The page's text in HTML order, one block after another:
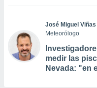
José Miguel Viñas
Meteorólogo
medir las
Nevada: "en